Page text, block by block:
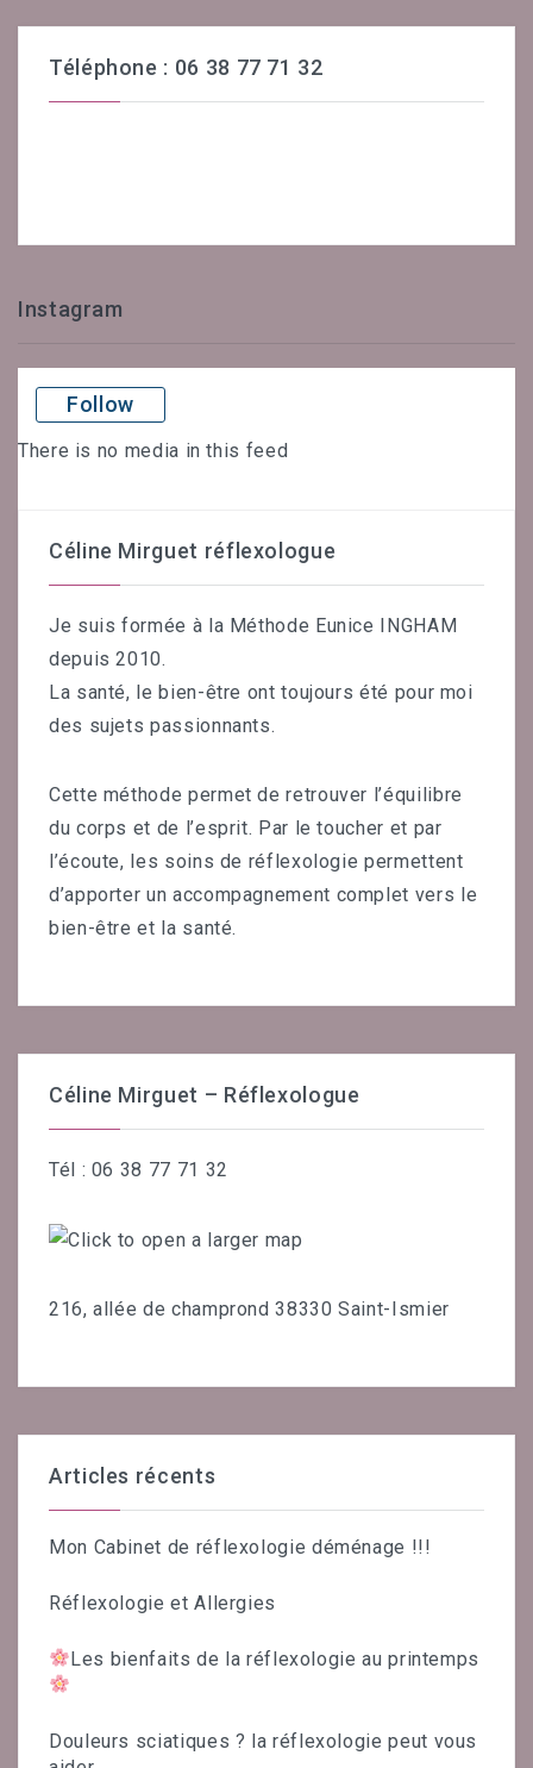
Téléphone : 06 38 77 71 32
Instagram
Follow
There is no media in this feed
Céline Mirguet réflexologue
Je suis formée à la Méthode Eunice INGHAM
depuis 2010.
La santé, le bien-être ont toujours été pour moi
des sujets passionnants.
Cette méthode permet de retrouver l’équilibre
du corps et de l’esprit. Par le toucher et par
l’écoute, les soins de réflexologie permettent
d’apporter un accompagnement complet vers le
bien-être et la santé.
Céline Mirguet – Réflexologue
Tél : 06 38 77 71 32
216, allée de champrond 38330 Saint-Ismier
Articles récents
Mon Cabinet de réflexologie déménage !!!
Réflexologie et Allergies
Les bienfaits de la réflexologie au printemps
Douleurs sciatiques ? la réflexologie peut vous